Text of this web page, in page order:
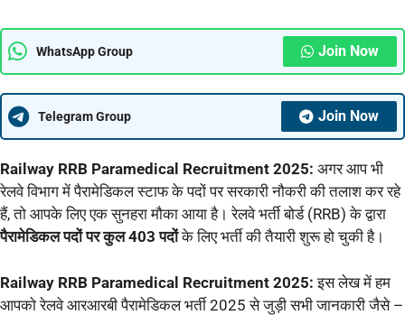
WhatsApp Group Join Now
Telegram Group Join Now
Railway RRB Paramedical Recruitment 2025: अगर आप भी
रेलवे विभाग में पैरामेडिकल स्टाफ के पदों पर सरकारी नौकरी की तलाश कर रहे
हैं, तो आपके लिए एक सुनहरा मौका आया है। रेलवे भर्ती बोर्ड (RRB) के द्वारा
पैरामेडिकल पदों पर कुल 403 पदोंके लिए भर्ती की तैयारी शुरू हो चुकी है।
Railway RRB Paramedical Recruitment 2025: इस लेख में हम
आपको रेलवे आरआरबी पैरामेडिकल भर्ती 2025 से जुड़ी सभी जानकारी जैसे –